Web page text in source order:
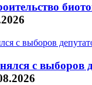
с выборов